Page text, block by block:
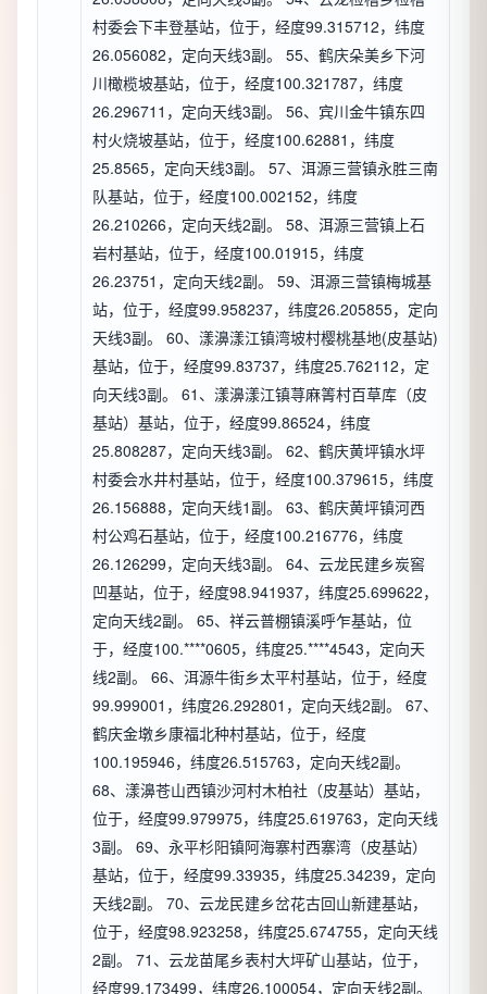
村委会下丰登基站，位于，经度99.315712，纬度
26.056082，定向天线3副。 55、鹤庆朵美乡下河
川橄榄坡基站，位于，经度100.321787，纬度
26.296711，定向天线3副。 56、宾川金牛镇东四
村火烧坡基站，位于，经度100.62881，纬度
25.8565，定向天线3副。 57、洱源三营镇永胜三南
队基站，位于，经度100.002152，纬度
26.210266，定向天线2副。 58、洱源三营镇上石
岩村基站，位于，经度100.01915，纬度
26.23751，定向天线2副。 59、洱源三营镇梅城基
站，位于，经度99.958237，纬度26.205855，定向
天线3副。 60、漾濞漾江镇湾坡村樱桃基地(皮基站)
基站，位于，经度99.83737，纬度25.762112，定
向天线3副。 61、漾濞漾江镇荨麻箐村百草库（皮
基站）基站，位于，经度99.86524，纬度
25.808287，定向天线3副。 62、鹤庆黄坪镇水坪
村委会水井村基站，位于，经度100.379615，纬度
26.156888，定向天线1副。 63、鹤庆黄坪镇河西
村公鸡石基站，位于，经度100.216776，纬度
26.126299，定向天线3副。 64、云龙民建乡炭窖
凹基站，位于，经度98.941937，纬度25.699622，
定向天线2副。 65、祥云普棚镇溪呼乍基站，位
于，经度100.****0605，纬度25.****4543，定向天
线2副。 66、洱源牛街乡太平村基站，位于，经度
99.999001，纬度26.292801，定向天线2副。 67、
鹤庆金墩乡康福北种村基站，位于，经度
100.195946，纬度26.515763，定向天线2副。
68、漾濞苍山西镇沙河村木柏社（皮基站）基站，
位于，经度99.979975，纬度25.619763，定向天线
3副。 69、永平杉阳镇阿海寨村西寨湾（皮基站）
基站，位于，经度99.33935，纬度25.34239，定向
天线2副。 70、云龙民建乡岔花古回山新建基站，
位于，经度98.923258，纬度25.674755，定向天线
2副。 71、云龙苗尾乡表村大坪矿山基站，位于，
经度99.173499，纬度26.100054，定向天线2副。